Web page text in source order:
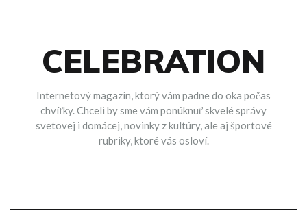
CELEBRATION
Internetový magazín, ktorý vám padne do oka počas
chvíľky. Chceli by sme vám ponúknuť skvelé správy
svetovej i domácej, novinky z kultúry, ale aj športové
rubriky, ktoré vás osloví.